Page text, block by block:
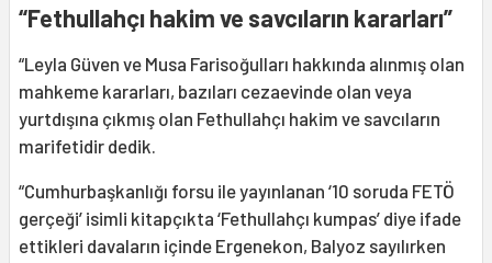
“Fethullahçı hakim ve savcıların kararları”
“Leyla Güven ve Musa Farisoğulları hakkında alınmış olan
mahkeme kararları, bazıları cezaevinde olan veya
yurtdışına çıkmış olan Fethullahçı hakim ve savcıların
marifetidir dedik.
“Cumhurbaşkanlığı forsu ile yayınlanan ‘10 soruda FETÖ
gerçeği’ isimli kitapçıkta ‘Fethullahçı kumpas’ diye ifade
ettikleri davaların içinde Ergenekon, Balyoz sayılırken